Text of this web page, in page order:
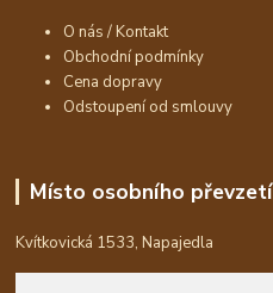
O nás / Kontakt
Obchodní podmínky
Cena dopravy
Odstoupení od smlouvy
Místo osobního převzetí
Kvítkovická 1533, Napajedla